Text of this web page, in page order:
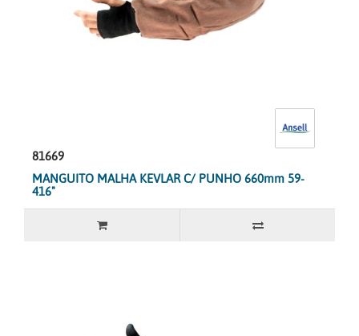
81669
MANGUITO MALHA KEVLAR C/ PUNHO 660mm 59-
416"